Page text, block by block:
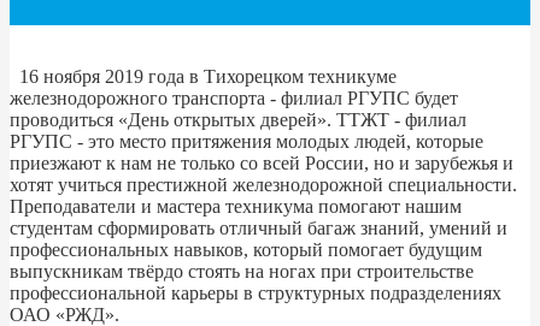
16 ноября 2019 года в Тихорецком техникуме
железнодорожного транспорта - филиал РГУПС будет
проводиться «День открытых дверей». ТТЖТ - филиал
РГУПС - это место притяжения молодых людей, которые
приезжают к нам не только со всей России, но и зарубежья и
хотят учиться престижной железнодорожной специальности.
Преподаватели и мастера техникума помогают нашим
студентам сформировать отличный багаж знаний, умений и
профессиональных навыков, который помогает будущим
выпускникам твёрдо стоять на ногах при строительстве
профессиональной карьеры в структурных подразделениях
ОАО «РЖД».